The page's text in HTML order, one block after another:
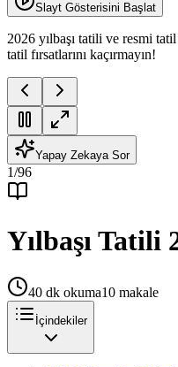
Slayt Gösterisini Başlat
2026 yılbaşı tatili ve resmi
tatil fırsatlarını kaçırmayın!
Yapay Zekaya Sor
1/96
Yılbaşı Tatili
40 dk okuma10 makale
İçindekiler